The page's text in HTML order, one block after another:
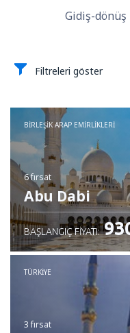
Gidiş-
Filtreleri göster
BIRLEŞIK ARAP EMIRLIKLERI
6 fırsat
Abu Dabi
BAŞLANGIÇ FIYATI:
TÜRKIYE
3 fırsat